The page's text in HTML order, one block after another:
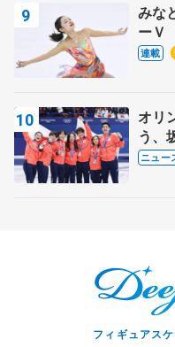
みな
ーＶ
田麻
連載
オリ
う、
8月7
ニュー
フィギュアス